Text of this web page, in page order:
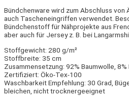
Bündchenware wird zum Abschluss von
auch Tascheneingriffen verwendet.
Bündchenstoff für Nähprojekte aus
aber auch für Jersey z. B. bei
Stoffgewicht: 280 g/m²
Stoffbreite: 35 cm
Zusammensetzung: 92% Baumwolle, 8%
Zertifiziert: Öko-Tex-100
Waschbarkeit Empfehlung: 30 Grad,
bleichen, nicht trocknergeeignet